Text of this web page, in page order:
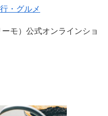
・グルメ
モ）公式オンラインショ